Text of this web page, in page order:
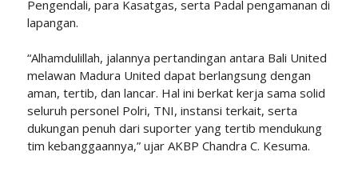
Pengendali, para Kasatgas, serta Padal pengamanan di
lapangan.
“Alhamdulillah, jalannya pertandingan antara Bali United
melawan Madura United dapat berlangsung dengan
aman, tertib, dan lancar. Hal ini berkat kerja sama solid
seluruh personel Polri, TNI, instansi terkait, serta
dukungan penuh dari suporter yang tertib mendukung
tim kebanggaannya,” ujar AKBP Chandra C. Kesuma.